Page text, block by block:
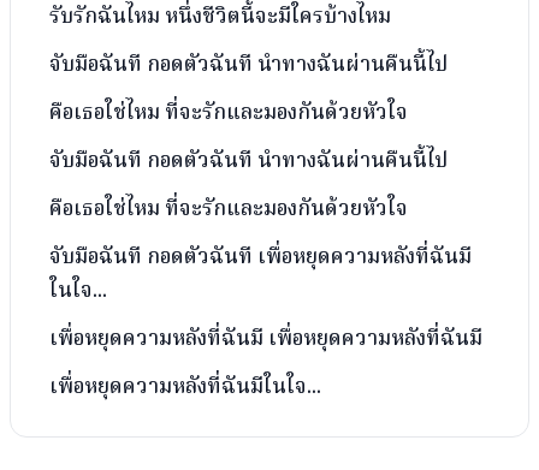
รับรักฉันไหม หนึ่งชีวิตนี้จะมีใครบ้างไหม
จับมือฉันที กอดตัวฉันที นำทางฉันผ่านคืนนี้ไป
คือเธอใช่ไหม ที่จะรักและมองกันด้วยหัวใจ
จับมือฉันที กอดตัวฉันที นำทางฉันผ่านคืนนี้ไป
คือเธอใช่ไหม ที่จะรักและมองกันด้วยหัวใจ
จับมือฉันที กอดตัวฉันที เพื่อหยุดความหลังที่ฉันมี
ในใจ...
เพื่อหยุดความหลังที่ฉันมี เพื่อหยุดความหลังที่ฉันมี
เพื่อหยุดความหลังที่ฉันมีในใจ...